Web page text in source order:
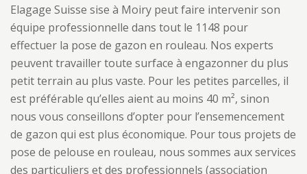
Elagage Suisse sise à Moiry peut faire intervenir son
équipe professionnelle dans tout le 1148 pour
effectuer la pose de gazon en rouleau. Nos experts
peuvent travailler toute surface à engazonner du plus
petit terrain au plus vaste. Pour les petites parcelles, il
est préférable qu’elles aient au moins 40 m², sinon
nous vous conseillons d’opter pour l’ensemencement
de gazon qui est plus économique. Pour tous projets de
pose de pelouse en rouleau, nous sommes aux services
des particuliers et des professionnels (association